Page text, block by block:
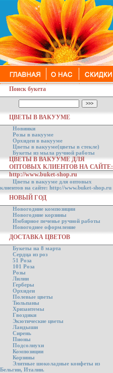
Поиск букета
ЦВЕТЫ В ВАКУУМЕ
Новинки
Розы в вакууме
Орхидеи в вакууме
Цветы в вакууме(цветы в стекле)
Букеты из мыла ручной работы
ЦВЕТЫ В ВАКУУМЕ ДЛЯ
ОПТОВЫХ КЛИЕНТОВ НА САЙТЕ:
http://www.buket-shop.ru
Цветы в вакууме для оптовых
клиентов на сайте: http://www.buket-shop.ru
НОВЫЙ ГОД
Новогодние композиции
Новогодние корзины
Имбирное печенье ручной работы
Новогоднее оформление
ДОСТАВКА ЦВЕТОВ
Букеты на 8 марта
Сердца из роз
51 Роза
101 Роза
Розы
Лилии
Герберы
Орхидеи
Полевые цветы
Тюльпаны
Хризантемы
Гвоздики
Экзотические цветы
Ландыши
Сирень
Пионы
Подсолнухи
Композиции
Корзины
Элитные шоколадные конфеты из
Бельгии, Италии.